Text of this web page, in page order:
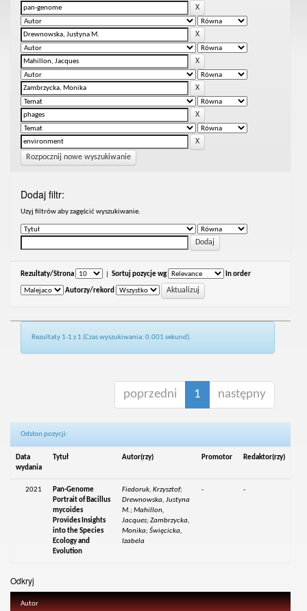
Rozpocznij nowe wyszukiwanie
Dodaj filtr:
Uzyj filtrów aby zagęścić wyszukiwanie.
Rezultaty/Strona Sortuj pozycje wg In order
Autorzy/rekord
Rezultaty 1-1 z 1 (Czas wyszukiwania: 0.001 sekund).
poprzedni 1 następny
Odsłon pozycji:
Data
wydania
Tytuł Autor(rzy) Promotor Redaktor(rzy)
2021
Pan-Genome
Portrait of Bacillus
mycoides
Provides Insights
into the Species
Ecology and
Evolution
Fiedoruk, Krzysztof;
Drewnowska, Justyna
M.; Mahillon,
Jacques; Zambrzycka,
Monika; Święcicka,
Izabela
- -
Odkryj
Autor